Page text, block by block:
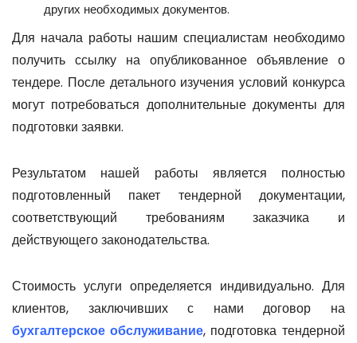
других необходимых документов.
Для начала работы нашим специалистам необходимо
получить ссылку на опубликованное объявление о
тендере. После детального изучения условий конкурса
могут потребоваться дополнительные документы для
подготовки заявки.
Результатом нашей работы является полностью
подготовленный пакет тендерной документации,
соответствующий требованиям заказчика и
действующего законодательства.
Стоимость услуги определяется индивидуально. Для
клиентов, заключивших с нами договор на
бухгалтерское обслуживание, подготовка тендерной